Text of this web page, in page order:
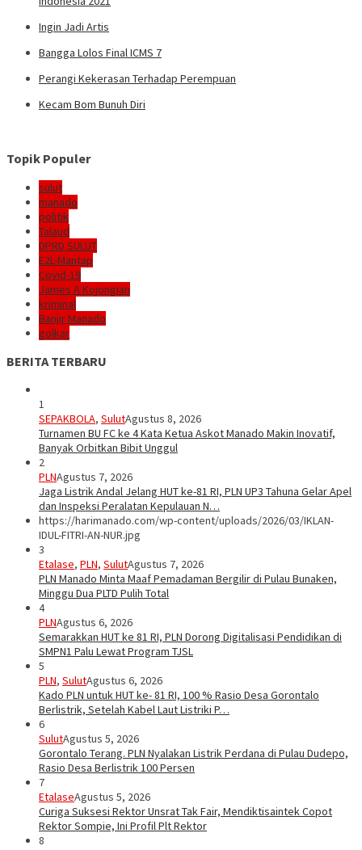
Ingin Jadi Artis
Bangga Lolos Final ICMS 7
Perangi Kekerasan Terhadap Perempuan
Kecam Bom Bunuh Diri
Topik Populer
sulut
manado
politik
Talaud
DPRD SULUT
E2L-Mantap
Covid-19
James A Kojongian
kriminal
Banjir Manado
golkar
BERITA TERBARU
1
SEPAKBOLA, SulutAgustus 8, 2026
Turnamen BU FC ke 4 Kata Ketua Askot Manado Makin Inovatif,
Banyak Orbitkan Bibit Unggul
2
PLNAgustus 7, 2026
Jaga Listrik Andal Jelang HUT ke-81 RI, PLN UP3 Tahuna Gelar Apel
dan Inspeksi Peralatan Kepulauan N…
https://harimanado.com/wp-content/uploads/2026/03/IKLAN-
IDUL-FITRI-AN-NUR.jpg
3
Etalase, PLN, SulutAgustus 7, 2026
PLN Manado Minta Maaf Pemadaman Bergilir di Pulau Bunaken,
Minggu Dua PLTD Pulih Total
4
PLNAgustus 6, 2026
Semarakkan HUT ke 81 RI, PLN Dorong Digitalisasi Pendidikan di
SMPN1 Palu Lewat Program TJSL
5
PLN, SulutAgustus 6, 2026
Kado PLN untuk HUT ke- 81 RI, 100 % Rasio Desa Gorontalo
Berlistrik, Setelah Kabel Laut Listriki P…
6
SulutAgustus 5, 2026
Gorontalo Terang. PLN Nyalakan Listrik Perdana di Pulau Dudepo,
Rasio Desa Berlistrik 100 Persen
7
EtalaseAgustus 5, 2026
Curiga Suksesi Rektor Unsrat Tak Fair, Mendiktisaintek Copot
Rektor Sompie, Ini Profil Plt Rektor
8